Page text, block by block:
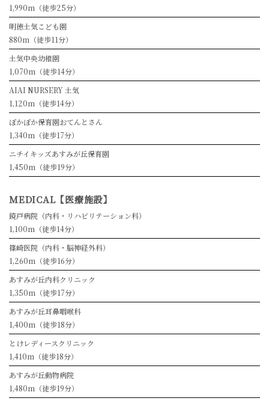
1,990m（徒歩25分）
明徳土気こども園
880m（徒歩11分）
土気中央幼稚園
1,070m（徒歩14分）
AIAI NURSERY 土気
1,120m（徒歩14分）
ぽかぽか保育園おてんとさん
1,340m（徒歩17分）
ニチイキッズあすみが丘保育園
1,450m（徒歩19分）
MEDICAL【医療施設】
鏡戸病院（内科・リハビリテーション科）
1,100m（徒歩14分）
篠崎医院（内科・脳神経外科）
1,260m（徒歩16分）
あすみが丘内科クリニック
1,350m（徒歩17分）
あすみが丘耳鼻咽喉科
1,400m（徒歩18分）
とけレディースクリニック
1,410m（徒歩18分）
あすみが丘動物病院
1,480m（徒歩19分）